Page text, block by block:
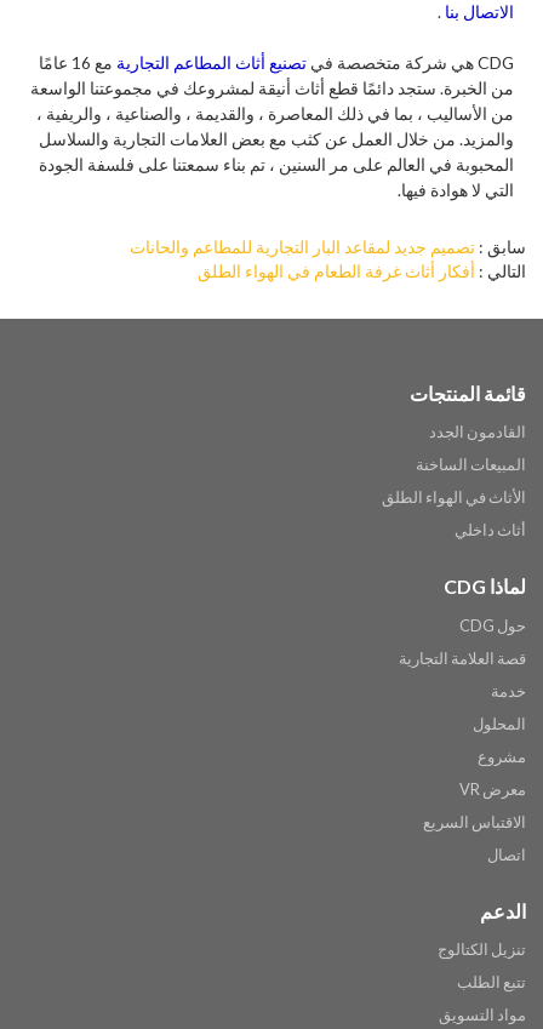
الاتصال بنا .
CDG هي شركة متخصصة في تصنيع أثاث المطاعم التجارية
مع 16 عامًا
من الخبرة. ستجد دائمًا قطع أثاث أنيقة لمشروعك في مجموعتنا الواسعة
من الأساليب ، بما في ذلك المعاصرة ، والقديمة ، والصناعية ، والريفية ،
والمزيد. من خلال العمل عن كثب مع بعض العلامات التجارية والسلاسل
المحبوبة في العالم على مر السنين ، تم بناء سمعتنا على فلسفة الجودة
التي لا هوادة فيها.
سابق
تصميم جديد لمقاعد البار التجارية للمطاعم والحانات
التالي
أفكار أثاث غرفة الطعام في الهواء الطلق
قائمة المنتجات
القادمون الجدد
المبيعات الساخنة
الأثاث في الهواء الطلق
أثاث داخلي
لماذا CDG
حول CDG
قصة العلامة التجارية
خدمة
المحلول
مشروع
معرض VR
الاقتباس السريع
اتصال
الدعم
تنزيل الكتالوج
تتبع الطلب
مواد التسويق